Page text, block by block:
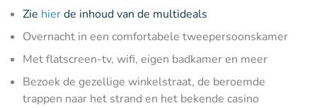
Zie hierde inhoud van de multideals
Overnacht in een comfortabele tweepersoonskamer
Met flatscreen-tv, wifi, eigen badkamer en meer
Bezoek de gezellige winkelstraat, de beroemde
trappen naar het strand en het bekende casino